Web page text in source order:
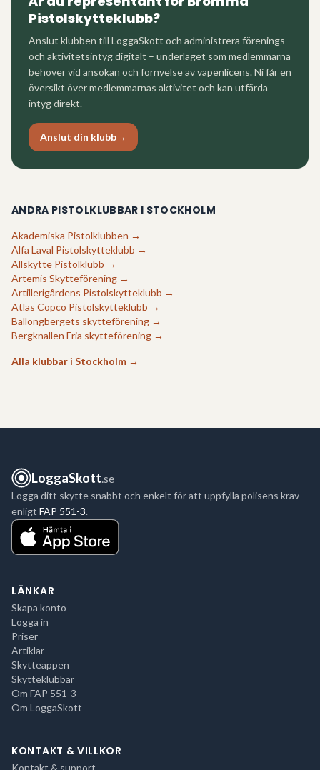
Pistolskytteklubb?
Anslut klubben till LoggaSkott och administrera förenings-
och aktivitetsintyg digitalt – underlaget som medlemmarna
behöver vid ansökan och förnyelse av vapenlicens. Ni får en
översikt över medlemmarnas aktivitet och kan utfärda
intyg direkt.
Anslut din klubb→
ANDRA PISTOLKLUBBAR I STOCKHOLM
Akademiska Pistolklubben →
Alfa Laval Pistolskytteklubb →
Allskytte Pistolklubb →
Artemis Skytteförening →
Artillerigårdens Pistolskytteklubb →
Atlas Copco Pistolskytteklubb →
Ballongbergets skytteförening →
Bergknallen Fria skytteförening →
Alla klubbar i Stockholm →
LoggaSkott.se
Logga ditt skytte snabbt och enkelt för att uppfylla polisens krav
enligt FAP 551-3.
LÄNKAR
Skapa konto
Logga in
Priser
Artiklar
Skytteappen
Skytteklubbar
Om FAP 551-3
Om LoggaSkott
KONTAKT & VILLKOR
Kontakt & support